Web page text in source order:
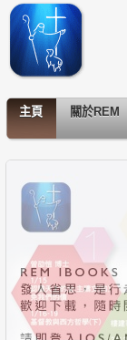
主頁 關於REM